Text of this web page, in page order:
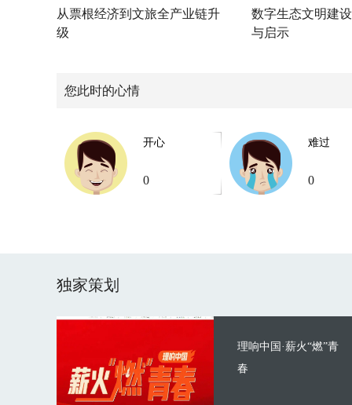
从票根经济到文旅全产业链升
级
数字生态文明建
与启示
您此时的心情
开心
0
难过
0
独家策划
理响中国·薪火“燃”青
春